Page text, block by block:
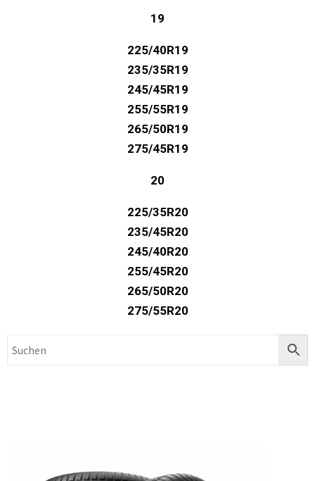
19
225/40R19
235/35R19
245/45R19
255/55R19
265/50R19
275/45R19
20
225/35R20
235/45R20
245/40R20
255/45R20
265/50R20
275/55R20